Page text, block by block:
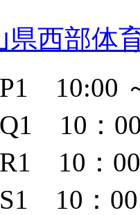
県西部体
10:00
10：
10：
10：